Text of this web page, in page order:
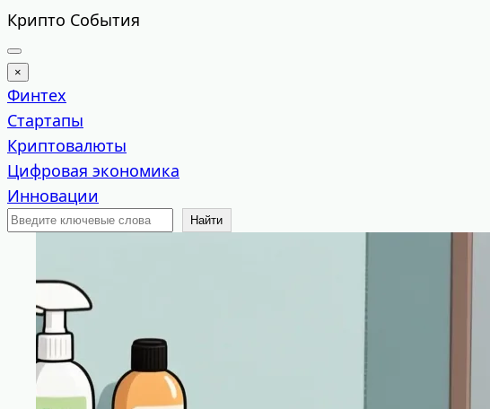
Перейти
к
содержимому
Крипто События
×
Финтех
Стартапы
Криптовалюты
Цифровая экономика
Инновации
Поиск
Найти